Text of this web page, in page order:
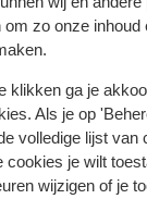
om zo onze inhoud
klikken ga je
Als je op
volledige lijst van
cookies je wilt
wijzigen of je
in